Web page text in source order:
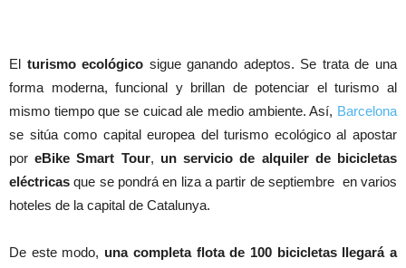
El turismo ecológico sigue ganando adeptos. Se trata de una
forma moderna, funcional y brillan de potenciar el turismo al
mismo tiempo que se cuicad ale medio ambiente. Así, Barcelona
se sitúa como capital europea del turismo ecológico al apostar
poreBike Smart Tour, un servicio de alquiler de bicicletas
eléctricas que se pondrá en liza a partir de septiembre en varios
hoteles de la capital de Catalunya.
De este modo, una completa flota de 100 bicicletas llegará a